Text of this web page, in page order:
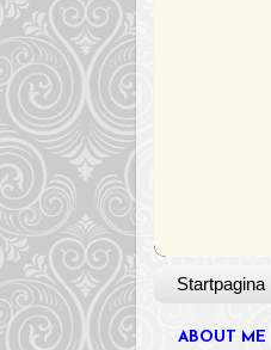
Startpagina
ABOUT ME